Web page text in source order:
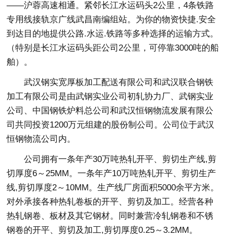
——沪蓉高速相通。紧邻长江水运码头2公里，4条铁路
专用线接轨京广线武昌南编组站。为你的物资快捷.安全
到达目的地提供公路.水运.铁路等多种选择的运输方式。
（特别是长江水运码头距公司2公里，可停靠3000吨的船
舶）。
武汉钢实宽厚板加工配送有限公司和武汉联合钢铁
加工有限公司是由武钢实业公司初轧协力厂、武钢实业
公司、中国钢铁炉料总公司和武汉恒钢物流发展有限公
司共同投资1200万元组建的股份制公司。公司位于武汉
恒钢物流公司内。
公司拥有一条年产30万吨热轧开平、剪切生产线,剪
切厚度6～25MM。一条年产10万吨热轧开平、剪切生产
线,剪切厚度2～10MM。生产线厂房面积5000余平方米。
对外承接各种热轧卷板的开平、剪切及加工。经营各种
热轧钢卷、板材及其它钢材。同时兼营冷轧钢卷和不锈
钢卷的开平、剪切及加工,剪切厚度0.25～3.2MM。